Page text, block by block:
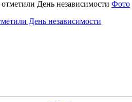
Фото
День независимости